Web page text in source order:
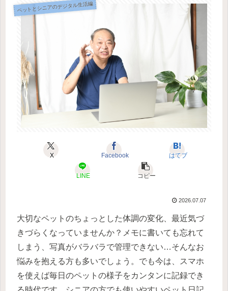
ペットとシニアのデジタル生活編
X Facebook はてブ
LINE コピー
2026.07.07
大切なペットのちょっとした体調の変化、最近気づ
きづらくなっていませんか？メモに書いても忘れて
しまう、写真がバラバラで管理できない…そんなお
悩みを抱える方も多いでしょう。でも今は、スマホ
を使えば毎日のペットの様子をカンタンに記録でき